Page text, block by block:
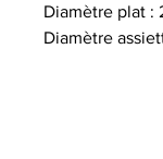
Diamètre plat :
Diamètre